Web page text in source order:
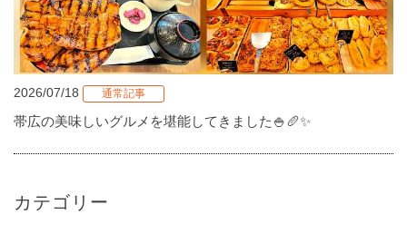
2026/07/18 通常記事
帯広の美味しいグルメを堪能してきました🍚🥖✨
カテゴリー